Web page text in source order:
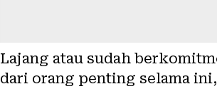
Lajang atau sudah
dari orang penting selama